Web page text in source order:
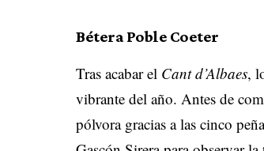
Bétera Poble Coeter
Tras acabar el Cant d’Albaes,
vibrante del año. Antes de
pólvora gracias a las cinco